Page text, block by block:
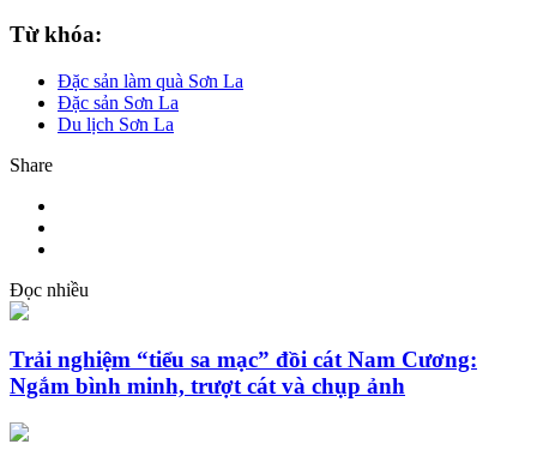
Từ khóa:
Đặc sản làm quà Sơn La
Đặc sản Sơn La
Du lịch Sơn La
Share
Đọc nhiều
Trải nghiệm “tiểu sa mạc” đồi cát Nam Cương:
Ngắm bình minh, trượt cát và chụp ảnh